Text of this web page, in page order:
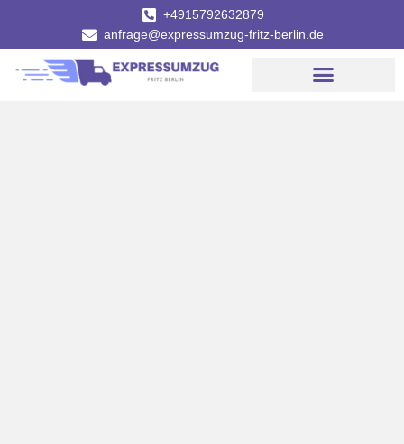
+4915792632879
anfrage@expressumzug-fritz-berlin.de